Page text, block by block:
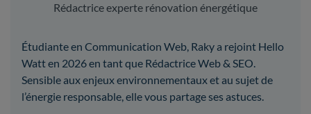
Rédactrice experte rénovation énergétique
Étudiante en Communication Web, Raky a rejoint Hello
Watt en 2026 en tant que Rédactrice Web & SEO.
Sensible aux enjeux environnementaux et au sujet de
l’énergie responsable, elle vous partage ses astuces.